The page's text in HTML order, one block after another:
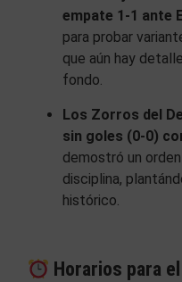
empate 1-1 ante
para probar
que aún hay
fondo.
Los Zorros del
sin goles (0-0)
demostró un
disciplina,
histórico.
Horarios para